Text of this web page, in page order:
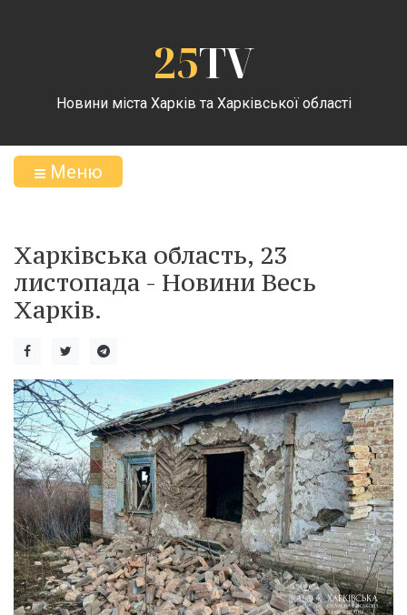
25TV
Новини міста Харків та Харківської області
Меню
Харківська область, 23
листопада - Новини Весь
Харків.